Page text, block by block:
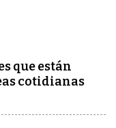
que están
cotidianas